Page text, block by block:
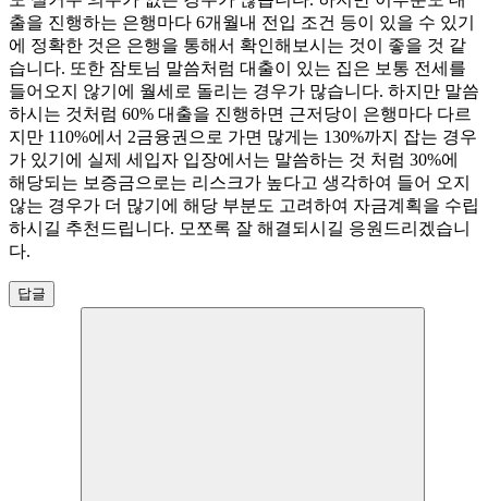
출을 진행하는 은행마다 6개월내 전입 조건 등이 있을 수 있기
에 정확한 것은 은행을 통해서 확인해보시는 것이 좋을 것 같
습니다. 또한 잠토님 말씀처럼 대출이 있는 집은 보통 전세를
들어오지 않기에 월세로 돌리는 경우가 많습니다. 하지만 말씀
하시는 것처럼 60% 대출을 진행하면 근저당이 은행마다 다르
지만 110%에서 2금융권으로 가면 많게는 130%까지 잡는 경우
가 있기에 실제 세입자 입장에서는 말씀하는 것 처럼 30%에
해당되는 보증금으로는 리스크가 높다고 생각하여 들어 오지
않는 경우가 더 많기에 해당 부분도 고려하여 자금계획을 수립
하시길 추천드립니다. 모쪼록 잘 해결되시길 응원드리겠습니
다.
답글